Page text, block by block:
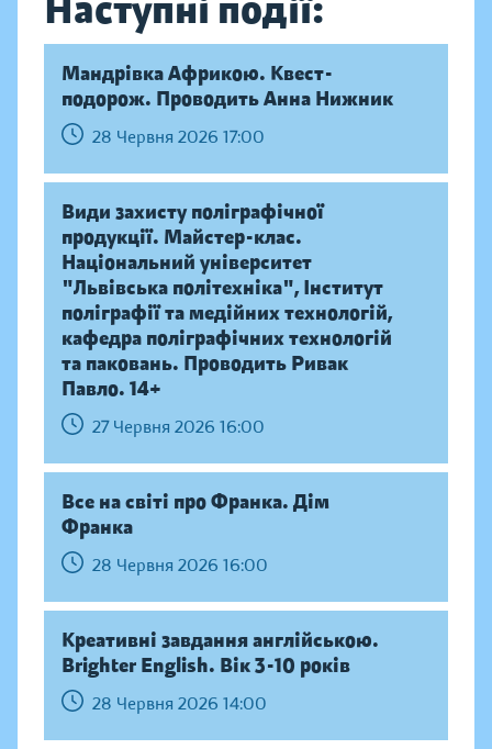
Мандрівка Африкою. Квест-
подорож. Проводить Анна Нижник
28 Червня 2026 17:00
Види захисту поліграфічної
продукції. Майстер-клас.
Національний університет
"Львівська політехніка", Інститут
поліграфії та медійних технологій,
кафедра поліграфічних технологій
та паковань. Проводить Ривак
Павло. 14+
27 Червня 2026 16:00
Все на світі про Франка. Дім
Франка
28 Червня 2026 16:00
Креативні завдання англійською.
Brighter English. Вік 3-10 років
28 Червня 2026 14:00